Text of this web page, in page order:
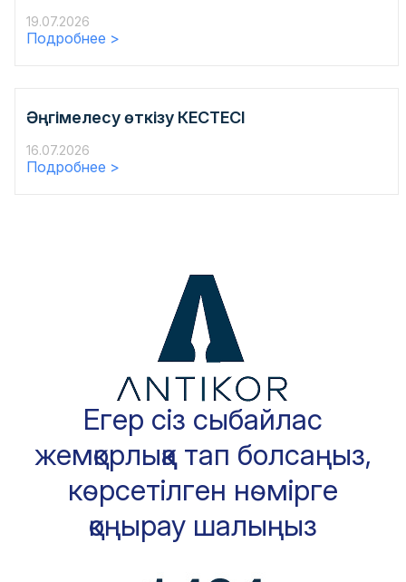
19.07.2026
Подробнее >
Әңгімелесу өткізу КЕСТЕСІ
16.07.2026
Подробнее >
Егер сіз сыбайлас
жемқорлыққа тап болсаңыз,
көрсетілген нөмірге
қоңырау шалыңыз